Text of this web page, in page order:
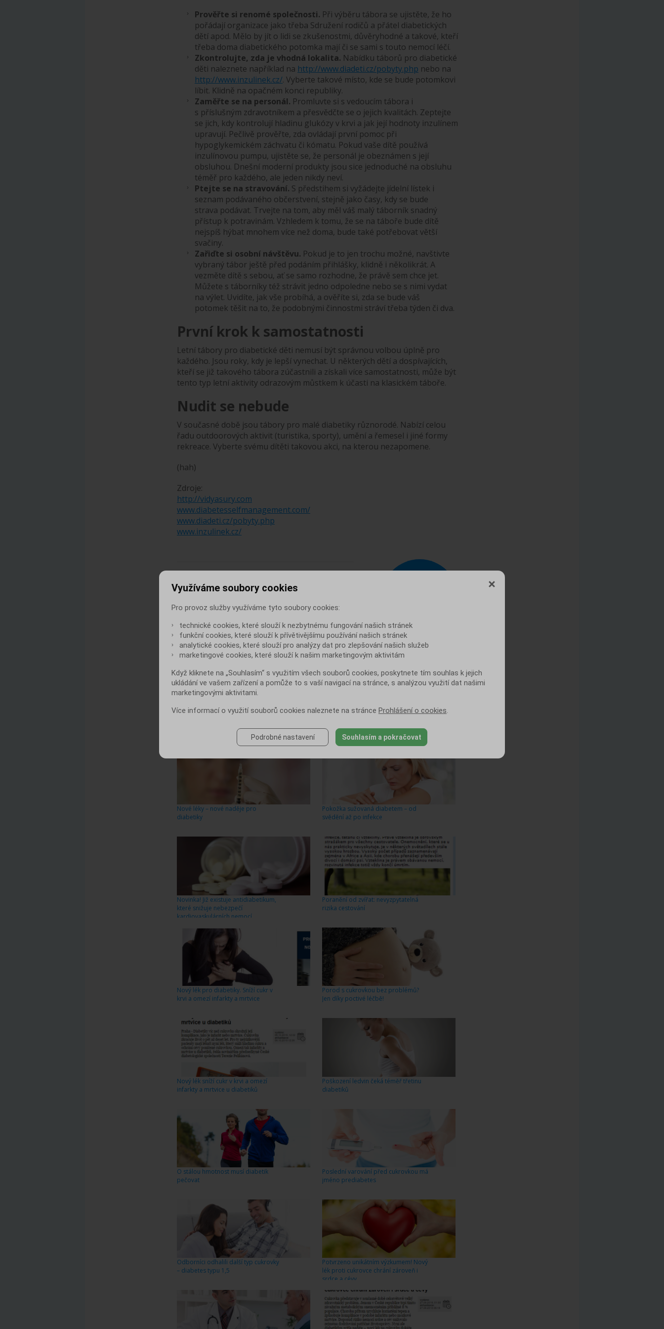
Prověřte si renomé společnosti. Při výběru tábora se ujistěte, že ho
pořádají organizace jako třeba Sdružení rodičů a přátel diabetických
dětí apod. Mělo by jít o lidi se zkušenostmi, důvěryhodné a takové, kteří
třeba doma diabetického potomka mají či se sami s touto nemocí léčí.
Zkontrolujte, zda je vhodná lokalita. Nabídku táborů pro diabetické
děti naleznete například na http://www.diadeti.cz/pobyty.php nebo na
http://www.inzulinek.cz/. Vyberte takové místo, kde se bude potomkovi
líbit. Klidně na opačném konci republiky.
Zaměřte se na personál. Promluvte si s vedoucím tábora i
s příslušným zdravotníkem a přesvědčte se o jejich kvalitách. Zeptejte
se jich, kdy kontrolují hladinu glukózy v krvi a jak její hodnoty inzulínem
upravují. Pečlivě prověřte, zda ovládají první pomoc při
hypoglykemickém záchvatu či kómatu. Pokud vaše dítě používá
inzulínovou pumpu, ujistěte se, že personál je obeznámen s její
obsluhou. Dnešní moderní produkty jsou sice jednoduché na obsluhu
téměř pro každého, ale jeden nikdy neví.
Ptejte se na stravování. S předstihem si vyžádejte jídelní lístek i
seznam podávaného občerstvení, stejně jako časy, kdy se bude
strava podávat. Trvejte na tom, aby měl váš malý táborník snadný
přístup k potravinám. Vzhledem k tomu, že se na táboře bude dítě
nejspíš hýbat mnohem více než doma, bude také potřebovat větší
svačiny.
Zařiďte si osobní návštěvu. Pokud je to jen trochu možné, navštivte
vybraný tábor ještě před podáním přihlášky, klidně i několikrát. A
vezměte dítě s sebou, ať se samo rozhodne, že právě sem chce jet.
Můžete s táborníky též strávit jedno odpoledne nebo se s nimi vydat
na výlet. Uvidíte, jak vše probíhá, a ověříte si, zda se bude váš
potomek těšit na to, že podobnými činnostmi stráví třeba týden či dva.
První krok k samostatnosti
Letní tábory pro diabetické děti nemusí být správnou volbou úplně pro
každého. Jsou roky, kdy je lepší vynechat. U některých dětí a dospívajících,
kteří se již takového tábora zúčastnili a získali více samostatnosti, může být
tento typ letní aktivity odrazovým můstkem k účasti na klasickém táboře.
Nudit se nebude
V současné době jsou tábory pro malé diabetiky různorodé. Nabízí celou
řadu outdoorových aktivit (turistika, sporty), umění a řemesel i jiné formy
rekreace. Vyberte svému dítěti takovou akci, na kterou nezapomene.
(hah)
Zdroje:
http://vidyasury.com
www.diabetesselfmanagement.com/
www.diadeti.cz/pobyty.php
www.inzulinek.cz/
Líbí se vám článek?
Nové léky – nové naděje pro
diabetiky
Novinka! Již existuje antidiabetikum,
které snižuje nebezpečí
kardiovaskulárních nemocí
Nový lék pro diabetiky. Sníží cukr v
krvi a omezí infarkty a mrtvice
Nový lék sníží cukr v krvi a omezí
infarkty a mrtvice u diabetiků
O stálou hmotnost musí diabetik
pečovat
Odborníci odhalili další typ cukrovky
– diabetes typu 1,5
cukrovce
Pokožka sužovaná diabetem – od
svědění až po infekce
Poranění od zvířat: nevyzpytatelná
rizika cestování
Porod s cukrovkou bez problémů?
Jen díky poctivé léčbě!
Poškození ledvin čeká téměř třetinu
diabetiků
Poslední varování před cukrovkou má
jméno prediabetes
Potvrzeno unikátním výzkumem! Nový
lék proti cukrovce chrání zároveň i
srdce a cévy
Využíváme soubory cookies
Pro provoz služby využíváme tyto soubory cookies:
technické cookies, které slouží k nezbytnému fungování našich stránek
funkční cookies, které slouží k přívětivějšímu používání našich stránek
analytické cookies, které slouží pro analýzy dat pro zlepšování našich služeb
marketingové cookies, které slouží k našim marketingovým aktivitám
Když kliknete na „Souhlasím“ s využitím všech souborů cookies, poskytnete tím souhlas k jejich
ukládání ve vašem zařízení a pomůže to s vaší navigací na stránce, s analýzou využití dat našimi
marketingovými aktivitami.
Více informací o využití souborů cookies naleznete na stránce Prohlášení o cookies.
Podrobné nastavení Souhlasím a pokračovat